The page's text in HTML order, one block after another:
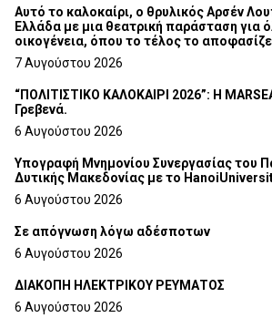
Αυτό το καλοκαίρι, ο θρυλικός Αρσέν
Ελλάδα με μια θεατρική παράσταση για
οικογένεια, όπου το τέλος το
7 Αυγούστου 2026
“ΠΟΛΙΤΙΣΤΙΚΟ ΚΑΛΟΚΑΙΡΙ 2026”: Η
Γρεβενά.
6 Αυγούστου 2026
Υπογραφή Μνημονίου Συνεργασίας του
Δυτικής Μακεδονίας με το
6 Αυγούστου 2026
Σε απόγνωση λόγω αδέσποτων
6 Αυγούστου 2026
ΔΙΑΚΟΠΗ ΗΛΕΚΤΡΙΚΟΥ ΡΕΥΜΑΤΟΣ
6 Αυγούστου 2026